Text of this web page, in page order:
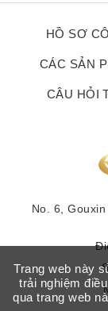
Trang web này
trải nghiệm
qua trang web
HỒ SƠ
CÁC SẢN
CÂU HỎI
No. 6,